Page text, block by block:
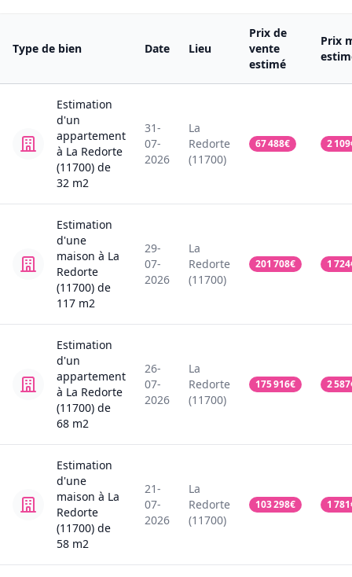
Type de bien Date Lieu
Prix de
vente
estimé
Prix
Estimation
d'un
appartement
à La Redorte
(11700) de
32 m2
31-
07-
2026
La
Redorte
(11700)
67 488€ 2 109
Estimation
d'une
maison à La
Redorte
(11700) de
117 m2
29-
07-
2026
La
Redorte
(11700)
201 708€ 1 724
Estimation
d'un
appartement
à La Redorte
(11700) de
68 m2
26-
07-
2026
La
Redorte
(11700)
175 916€ 2 587
Estimation
d'une
maison à La
Redorte
(11700) de
58 m2
21-
07-
2026
La
Redorte
(11700)
103 298€ 1 781